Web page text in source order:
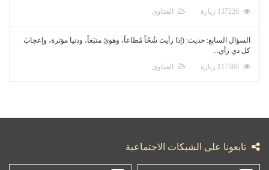
الفتاوى
السؤال السابع: حديث: (إذا رأيتَ شُحّاً مُطاعاً، وهوىً متبَعاً، ودنيا مؤثرة، وإعجابَ
كل ذي رأي...
الفتاوى
تابعونا على الشبكات الاجتماعية